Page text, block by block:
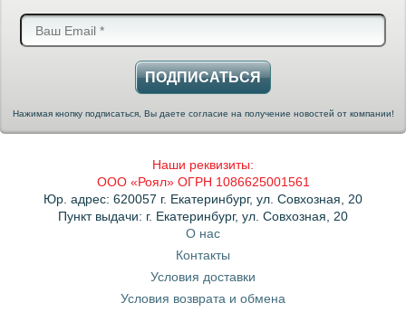
ПОДПИСАТЬСЯ
Нажимая кнопку подписаться, Вы даете согласие на получение новостей от компании!
Наши реквизиты:
ООО «Роял» ОГРН 1086625001561
Юр. адрес: 620057 г. Екатеринбург, ул. Совхозная, 20
Пункт выдачи: г. Екатеринбург, ул. Совхозная, 20
О нас
Контакты
Условия доставки
Условия возврата и обмена